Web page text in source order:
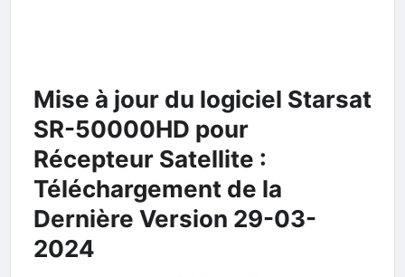
Mise à jour du logiciel Starsat
SR-50000HD pour
Récepteur Satellite :
Téléchargement de la
Dernière Version 29-03-
2024